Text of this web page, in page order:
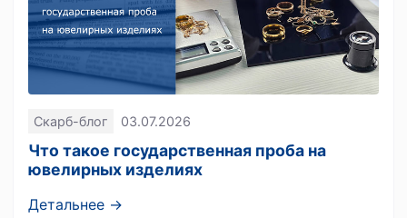
Скарб-блог 03.07.2026
Что такое государственная проба на
ювелирных изделиях
Детальнее →